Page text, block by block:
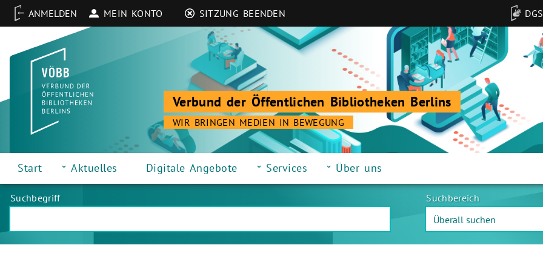
MEIN KONTO SITZUNG BEENDEN DGS
Verbund der Öffentlichen Bibliotheken Berlins
WIR BRINGEN MEDIEN IN BEWEGUNG
Start Aktuelles Digitale Angebote Services Über uns
Suchbegriff Suchbereich